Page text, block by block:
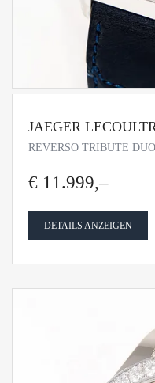
JAEGER
REVERSO TRIBUTE
€ 11.999,–
DETAILS ANZEIGEN